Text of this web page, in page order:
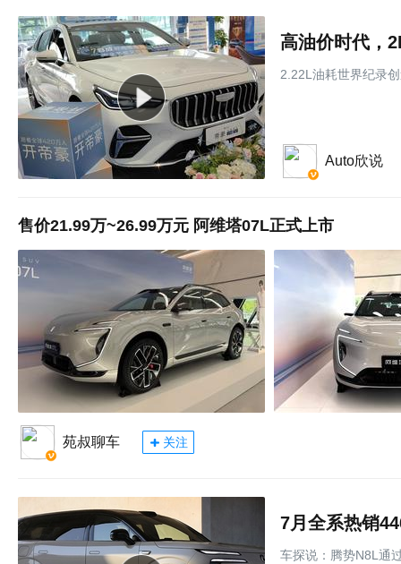
高油价时代，
2.22L油耗世界纪录
Auto欣说
售价21.99万~26.99万元 阿维塔07L正式上市
苑叔聊车 关注
7月全系热销
车探说：腾势N8L通